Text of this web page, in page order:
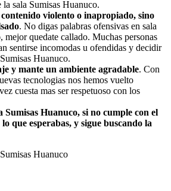
la sala Sumisas Huanuco.
violento o inapropiado, sino
. No digas palabras ofensivas en sala
mejor quedate callado. Muchas personas
sentirse incomodas u ofendidas y decidir
Huanuco.
y mante un ambiente agradable. Con
tecnologias nos hemos vuelto
cuesta mas ser respetuoso con los
Sumisas Huanuco, si no cumple con el
que esperabas, y sigue buscando la
Huanuco